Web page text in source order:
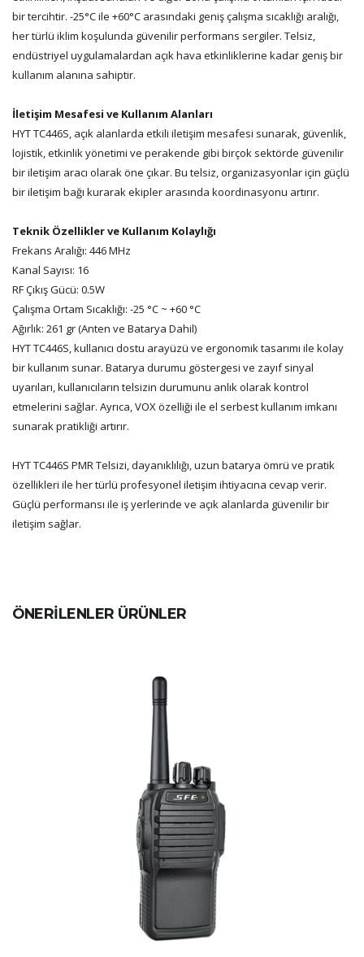
bir tercihtir. -25°C ile +60°C arasındaki geniş çalışma sıcaklığı aralığı,
her türlü iklim koşulunda güvenilir performans sergiler. Telsiz,
endüstriyel uygulamalardan açık hava etkinliklerine kadar geniş bir
kullanım alanına sahiptir.
İletişim Mesafesi ve Kullanım Alanları
HYT TC446S, açık alanlarda etkili iletişim mesafesi sunarak, güvenlik,
lojistik, etkinlik yönetimi ve perakende gibi birçok sektörde güvenilir
bir iletişim aracı olarak öne çıkar. Bu telsiz, organizasyonlar için güçlü
bir iletişim bağı kurarak ekipler arasında koordinasyonu artırır.
Teknik Özellikler ve Kullanım Kolaylığı
Frekans Aralığı: 446 MHz
Kanal Sayısı: 16
RF Çıkış Gücü: 0.5W
Çalışma Ortam Sıcaklığı: -25 °C ~ +60 °C
Ağırlık: 261 gr (Anten ve Batarya Dahil)
HYT TC446S, kullanıcı dostu arayüzü ve ergonomik tasarımı ile kolay
bir kullanım sunar. Batarya durumu göstergesi ve zayıf sinyal
uyarıları, kullanıcıların telsizin durumunu anlık olarak kontrol
etmelerini sağlar. Ayrıca, VOX özelliği ile el serbest kullanım imkanı
sunarak pratikliği artırır.
HYT TC446S PMR Telsizi, dayanıklılığı, uzun batarya ömrü ve pratik
özellikleri ile her türlü profesyonel iletişim ihtiyacına cevap verir.
Güçlü performansı ile iş yerlerinde ve açık alanlarda güvenilir bir
iletişim sağlar.
ÖNERİLENLER ÜRÜNLER